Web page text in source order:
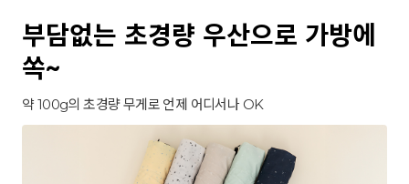
부담없는 초경량 우산으로 가방에
쏙~
약 100g의 초경량 무게로 언제 어디서나 OK